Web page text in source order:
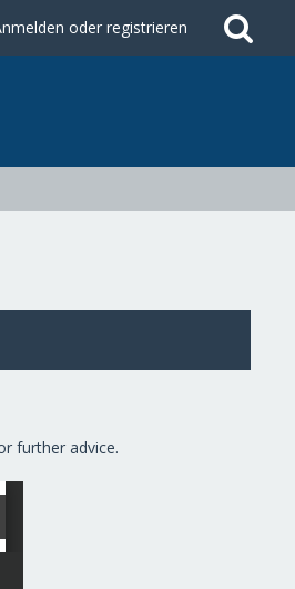
oder registrieren
further advice.